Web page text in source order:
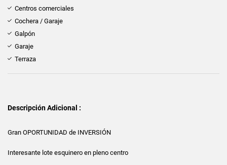
Centros comerciales
Cochera / Garaje
Galpón
Garaje
Terraza
Descripción Adicional :
Gran OPORTUNIDAD de INVERSIÓN
Interesante lote esquinero en pleno centro